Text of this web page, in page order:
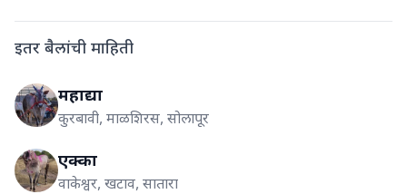
इतर बैलांची माहिती
महाद्या
कुरबावी, माळशिरस, सोलापूर
एक्का
वाकेश्वर, खटाव, सातारा